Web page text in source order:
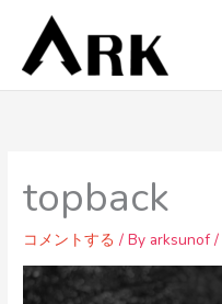
ス
topback
コメントする / By arksunof/